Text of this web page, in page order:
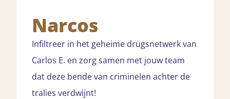
Narcos
Infiltreer in het geheime drugsnetwerk van
Carlos E. en zorg samen met jouw team
dat deze bende van criminelen achter de
tralies verdwijnt!